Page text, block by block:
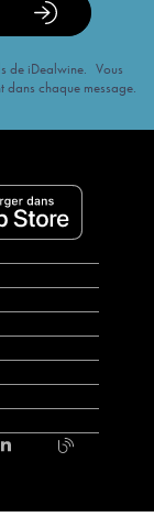
de iDealwine. Vous
dans chaque message.